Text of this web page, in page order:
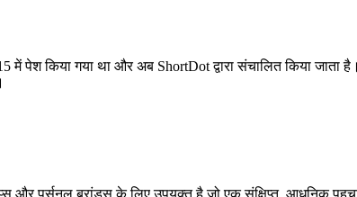
में पेश किया गया था और अब ShortDot द्वारा संचालित किया
और पर्सनल ब्रांड्स के लिए उपयुक्त है जो एक संक्षिप्त, आधुनिक